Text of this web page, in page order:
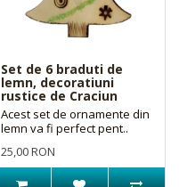
Set de 6 braduti de
lemn, decoratiuni
rustice de Craciun
Acest set de ornamente din
lemn va fi perfect pent..
25,00 RON